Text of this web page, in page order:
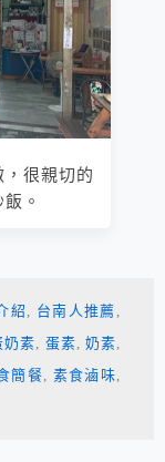
很親切的
。
紹 , 台南人推薦 ,
奶素, 蛋素, 奶素,
簡餐, 素食滷味,